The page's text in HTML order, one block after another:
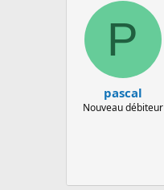
P
pascal
Nouveau débiteur